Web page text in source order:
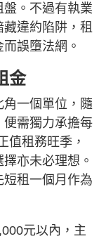
。不過有執業
違約陷阱，租
誤墮法網。
金
一個單位，隨
需獨力承擔每
值租務旺季，
亦未必理想。
租一個月作為
元以內，主